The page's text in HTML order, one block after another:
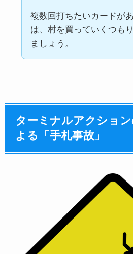
複数回打ちたいカードが
は、村を買っていくつも
ましょう。
ターミナルアクショ
よる「手札事故」